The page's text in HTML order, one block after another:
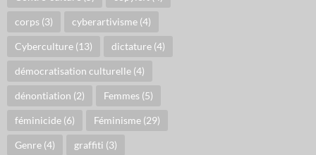
corps (3) cyberartivisme (4)
Cyberculture (13) dictature (4)
démocratisation culturelle (4)
dénontiation (2) Femmes (5)
féminicide (6) Féminisme (29)
Genre (4) graffiti (3)